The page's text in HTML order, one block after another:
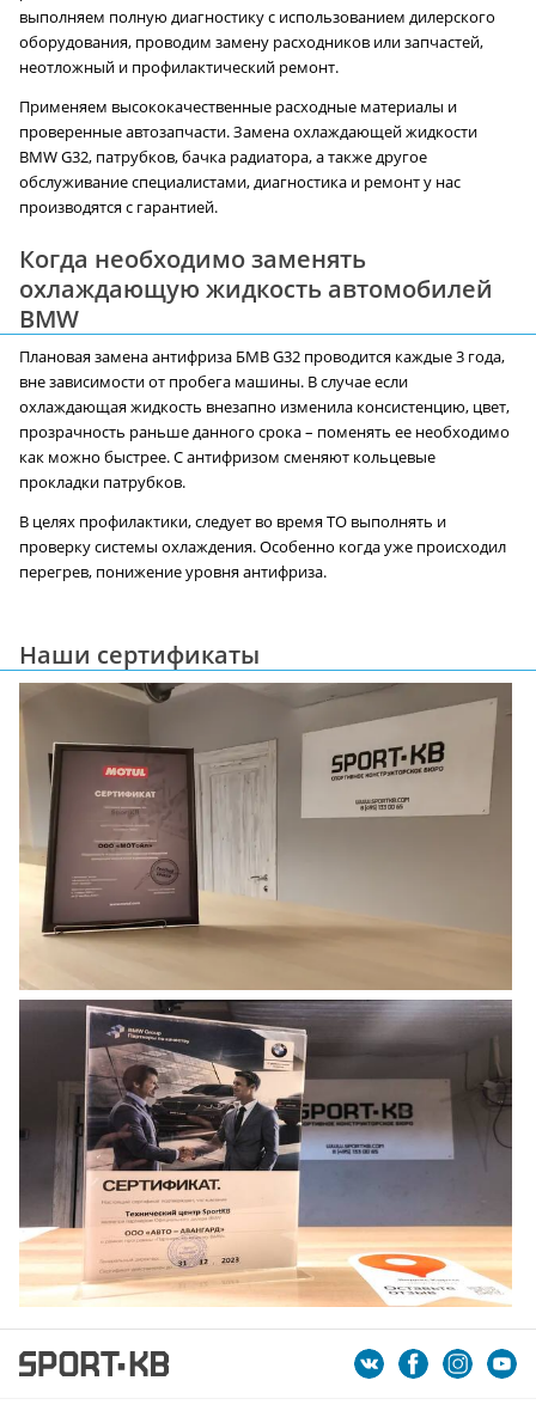
выполняем полную диагностику с использованием дилерского
оборудования, проводим замену расходников или запчастей,
неотложный и профилактический ремонт.
Применяем высококачественные расходные материалы и
проверенные автозапчасти. Замена охлаждающей жидкости
BMW G32, патрубков, бачка радиатора, а также другое
обслуживание специалистами, диагностика и ремонт у нас
производятся с гарантией.
Когда необходимо заменять
охлаждающую жидкость автомобилей
BMW
Плановая замена антифриза БМВ G32 проводится каждые 3 года,
вне зависимости от пробега машины. В случае если
охлаждающая жидкость внезапно изменила консистенцию, цвет,
прозрачность раньше данного срока – поменять ее необходимо
как можно быстрее. С антифризом сменяют кольцевые
прокладки патрубков.
В целях профилактики, следует во время ТО выполнять и
проверку системы охлаждения. Особенно когда уже происходил
перегрев, понижение уровня антифриза.
Наши сертификаты